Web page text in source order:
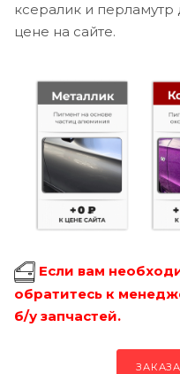
ксералик и перламутр
цене на сайте.
Если вам
обратитесь к
б/у запчастей.